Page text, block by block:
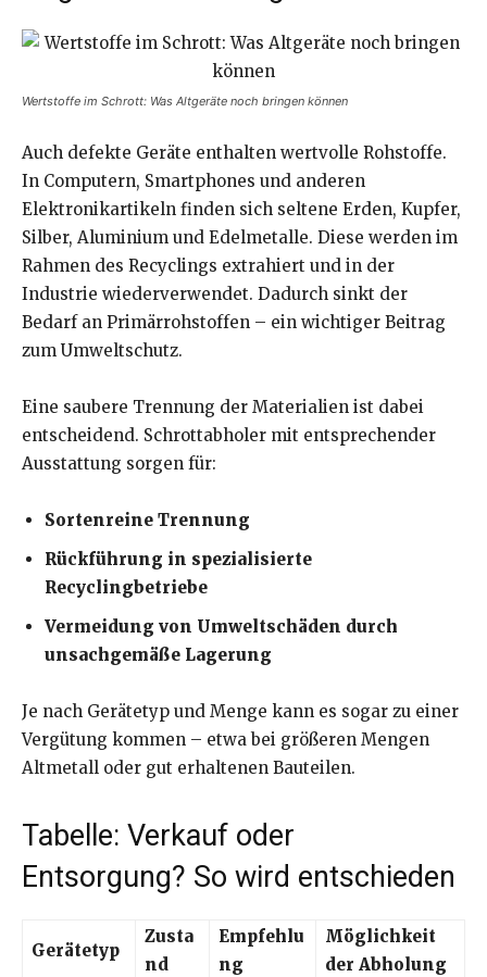
Wertstoffe im Schrott: Was Altgeräte noch bringen können
Auch defekte Geräte enthalten wertvolle Rohstoffe.
In Computern, Smartphones und anderen
Elektronikartikeln finden sich seltene Erden, Kupfer,
Silber, Aluminium und Edelmetalle. Diese werden im
Rahmen des Recyclings extrahiert und in der
Industrie wiederverwendet. Dadurch sinkt der
Bedarf an Primärrohstoffen – ein wichtiger Beitrag
zum Umweltschutz.
Eine saubere Trennung der Materialien ist dabei
entscheidend. Schrottabholer mit entsprechender
Ausstattung sorgen für:
Sortenreine Trennung
Rückführung in spezialisierte
Recyclingbetriebe
Vermeidung von Umweltschäden durch
unsachgemäße Lagerung
Je nach Gerätetyp und Menge kann es sogar zu einer
Vergütung kommen – etwa bei größeren Mengen
Altmetall oder gut erhaltenen Bauteilen.
Tabelle: Verkauf oder
Entsorgung? So wird entschieden
Gerätetyp
Zusta
nd
Empfehlu
ng
Möglichkeit
der Abholung